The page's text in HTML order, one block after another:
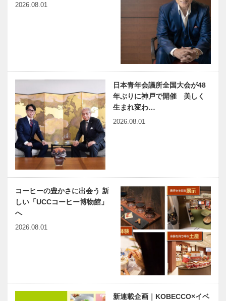
2026.08.01
日本青年会議所全国大会が48
年ぶりに神戸で開催 美しく
生まれ変わ…
2026.08.01
コーヒーの豊かさに出会う 新
しい「UCCコーヒー博物館」
へ
2026.08.01
新連載企画｜KOBECCO×イベ